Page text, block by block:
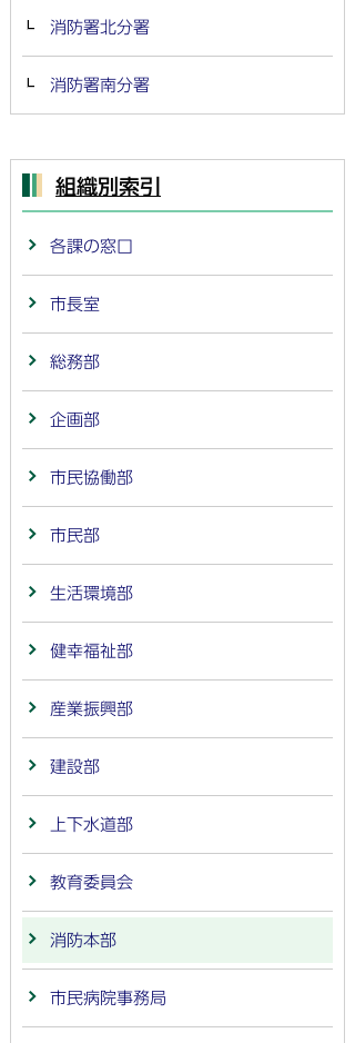
消防署北分署
消防署南分署
組織別索引
各課の窓口
市長室
総務部
企画部
市民協働部
市民部
生活環境部
健幸福祉部
産業振興部
建設部
上下水道部
教育委員会
消防本部
市民病院事務局